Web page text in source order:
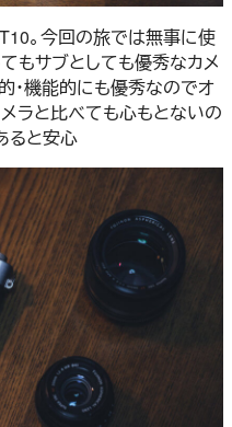
。今回の旅では無事に使
もサブとしても優秀なカメ
・機能的にも優秀なのでオ
ラと比べても心もとないの
ると安心